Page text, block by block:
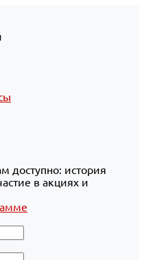
доступно: история
в акциях и